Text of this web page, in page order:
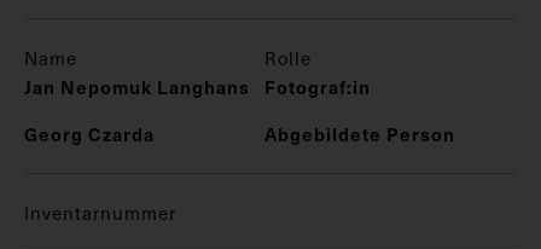
Name Rolle
Jan Nepomuk Langhans
Fotograf:in
Georg Czarda
Abgebildete Person
Inventarnummer